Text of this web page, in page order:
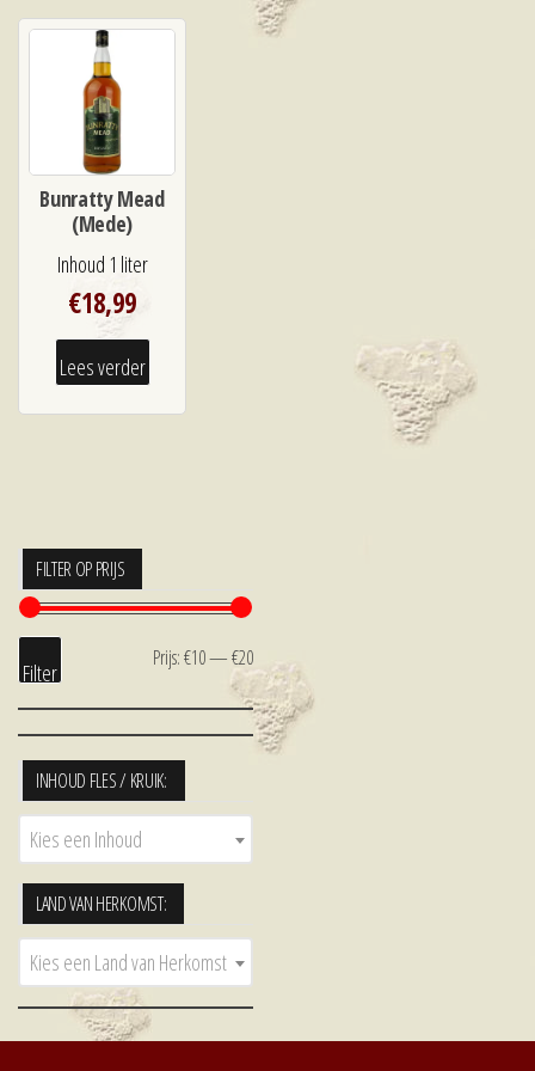
Bunratty Mead
(Mede)
Inhoud 1 liter
€18,99
Lees verder
FILTER OP PRIJS
Min.
prijs
Max.
prijs
Filter
Prijs:€10—€20
INHOUD FLES / KRUIK:
Kies een Inhoud
LAND VAN HERKOMST:
Kies een Land van Herkomst